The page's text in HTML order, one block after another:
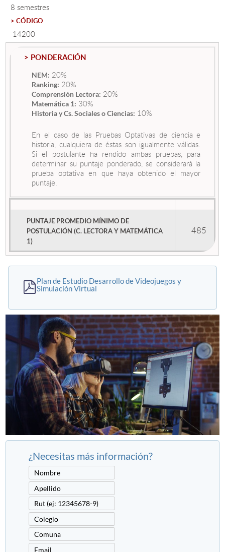
Estudiantes
Académicos
Funcionarios
Alumni
English
8 semestres
> CÓDIGO
14200
> PONDERACIÓN
NEM: 20%
Ranking: 20%
Comprensión Lectora: 20%
Matemática 1: 30%
Historia y Cs. Sociales o Ciencias: 10%
En el caso de las Pruebas Optativas de ciencia e
historia, cualquiera de éstas son igualmente válidas.
Si el postulante ha rendido ambas pruebas, para
determinar su puntaje ponderado, se considerará la
prueba optativa en que haya obtenido el mayor
puntaje.
PUNTAJE PROMEDIO MÍNIMO DE
POSTULACIÓN (C. LECTORA Y MATEMÁTICA
1)
485
Plan de Estudio Desarrollo de Videojuegos y
Simulación Virtual
¿Necesitas más información?